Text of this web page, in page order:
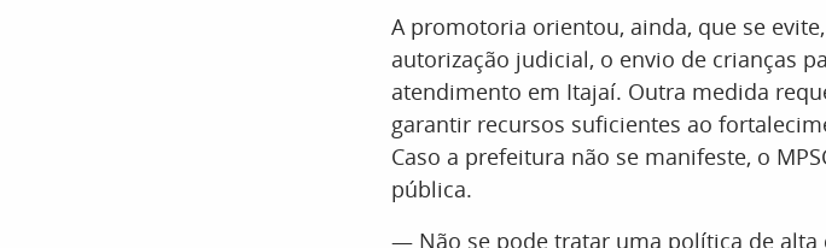
A promotoria orientou, ainda, que se
autorização judicial, o envio de crianças
atendimento em Itajaí. Outra medida
garantir recursos suficientes ao
Caso a prefeitura não se manifeste, o
pública.
— Não se pode tratar uma política de